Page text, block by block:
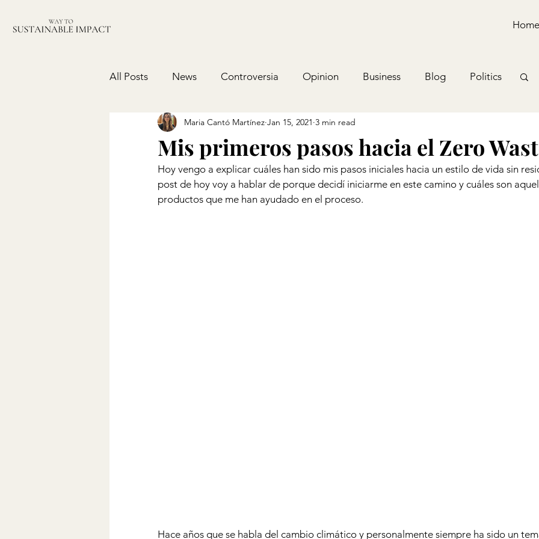
Home
All Posts News Controversia Opinion Business Blog Politics
Mis primeros pasos hacia el Zero
Maria Cantó Martínez Jan 15, 2021 3 min read
Hoy vengo a explicar cuáles han sido mis pasos iniciales hacia un estilo de vida sin
post de hoy voy a hablar de porque decidí iniciarme en este camino y cuáles son
productos que me han ayudado en el proceso.
Hace años que se habla del cambio climático y personalmente siempre ha sido un